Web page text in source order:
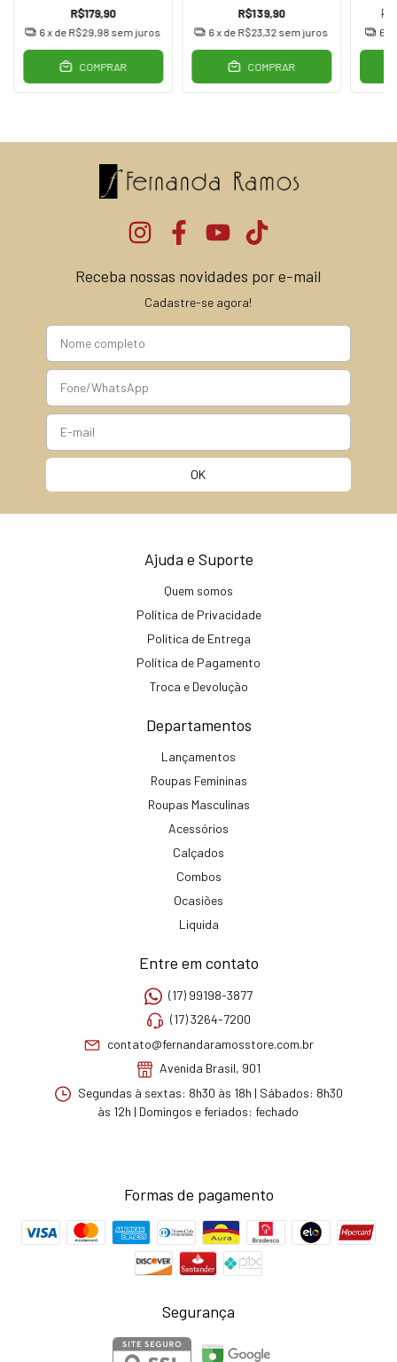
R$179,90
6x de R$29,98 sem juros
COMPRAR
R$139,90
6 x de R$23,32 sem juros
COMPRAR
6
Receba nossas novidades por e-mail
Cadastre-se agora!
Ajuda e Suporte
Quem somos
Política de Privacidade
Política de Entrega
Política de Pagamento
Troca e Devolução
Departamentos
Lançamentos
Roupas Femininas
Roupas Masculinas
Acessórios
Calçados
Combos
Ocasiões
Liquida
Entre em contato
(17) 99198-3877
(17) 3264-7200
contato@fernandaramosstore.com.br
Avenida Brasil, 901
Segundas à sextas: 8h30 às 18h | Sábados: 8h30
às 12h | Domingos e feriados: fechado
Formas de pagamento
Segurança